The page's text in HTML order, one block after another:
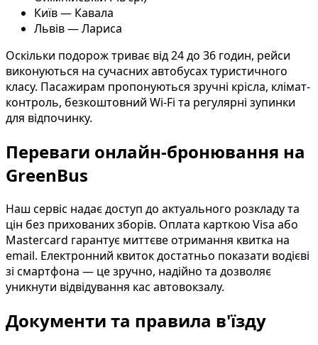
Київ — Кавала
Львів — Лариса
Оскільки подорож триває від 24 до 36 годин, рейси
виконуються на сучасних автобусах туристичного
класу. Пасажирам пропонуються зручні крісла, клімат-
контроль, безкоштовний Wi-Fi та регулярні зупинки
для відпочинку.
Переваги онлайн-бронювання на
GreenBus
Наш сервіс надає доступ до актуального розкладу та
цін без прихованих зборів. Оплата карткою Visa або
Mastercard гарантує миттєве отримання квитка на
email. Електронний квиток достатньо показати водієві
зі смартфона — це зручно, надійно та дозволяє
уникнути відвідування кас автовокзалу.
Документи та правила в'їзду